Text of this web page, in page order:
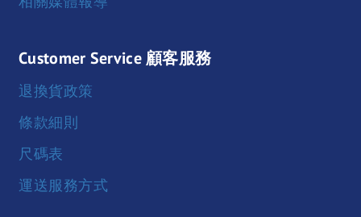
Customer Service 顧客服務
退換貨政策
條款細則
尺碼表
運送服務方式